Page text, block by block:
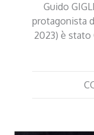
Guido
protagonista
2023) è